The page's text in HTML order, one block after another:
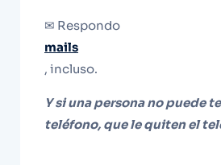
✉ Respondo
mails
, incluso.
Y si una persona no puede
teléfono, que le quiten el